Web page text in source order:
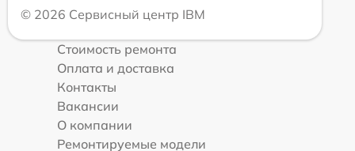
© 2026 Сервисный центр IBM
Стоимость ремонта
Оплата и доставка
Контакты
Вакансии
О компании
Ремонтируемые модели